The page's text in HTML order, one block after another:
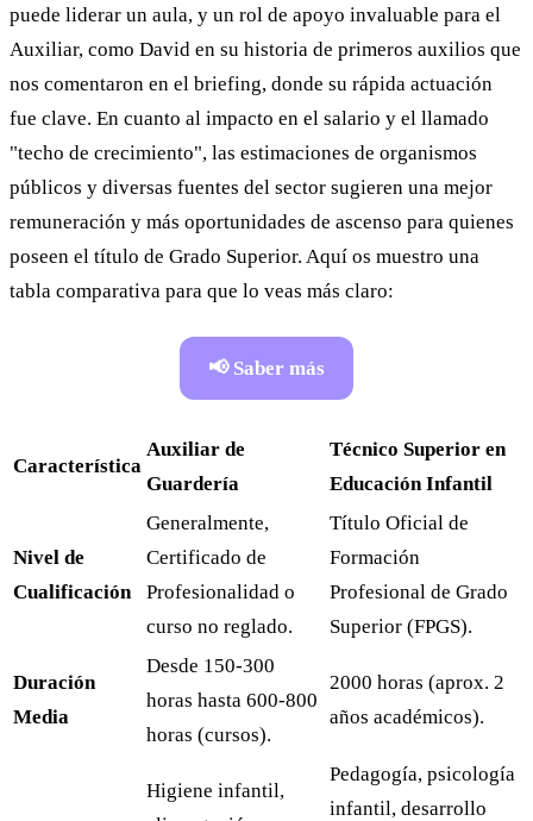
puede liderar un aula, y un rol de apoyo invaluable para el
Auxiliar, como David en su historia de primeros auxilios que
nos comentaron en el briefing, donde su rápida actuación
fue clave. En cuanto al impacto en el salario y el llamado
"techo de crecimiento", las estimaciones de organismos
públicos y diversas fuentes del sector sugieren una mejor
remuneración y más oportunidades de ascenso para quienes
poseen el título de Grado Superior. Aquí os muestro una
tabla comparativa para que lo veas más claro:
📢 Saber más
Característica
Auxiliar de
Guardería
Técnico Superior en
Educación Infantil
Nivel de
Cualificación
Generalmente,
Certificado de
Profesionalidad o
curso no reglado.
Título Oficial de
Formación
Profesional de Grado
Superior (FPGS).
Duración
Media
Desde 150-300
horas hasta 600-800
horas (cursos).
2000 horas (aprox. 2
años académicos).
Higiene infantil,
Pedagogía, psicología
infantil, desarrollo